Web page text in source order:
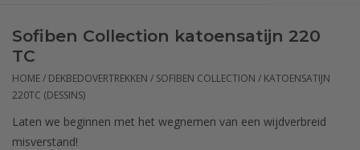
(Hoes) Laken en Lakensets
Sofiben Outlet
Sofiben BLOG
Sofiben Collection katoensatijn 220
TC
HOME/ DEKBEDOVERTREKKEN / SOFIBEN COLLECTION / KATOENSATIJN
220TC (DESSINS)
Laten we beginnen met het wegnemen van een wijdverbreid
misverstand!